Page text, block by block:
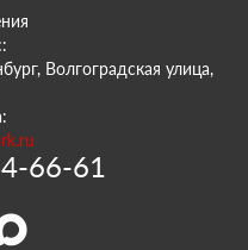
Волгоградская улица,
66-61